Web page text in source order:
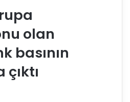
olan
basının
çıktı